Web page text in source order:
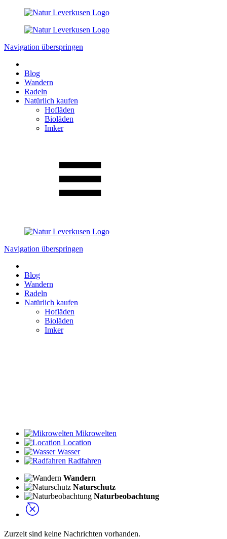
Navigation überspringen
Blog
Wandern
Radeln
Natürlich kaufen
Hofläden
Bioläden
Imker
Navigation überspringen
Blog
Wandern
Radeln
Natürlich kaufen
Hofläden
Bioläden
Imker
Mikrowelten
Location
Wasser
Radfahren
Wandern
Naturschutz
Naturbeobachtung
Zurzeit sind keine Nachrichten vorhanden.